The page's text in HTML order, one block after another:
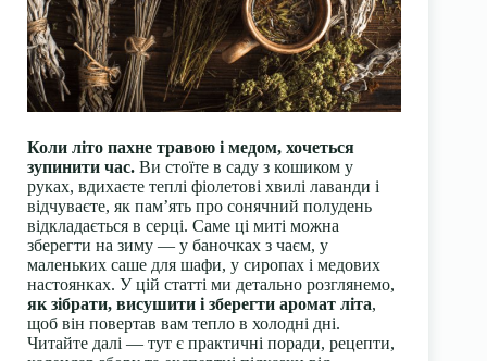
Коли літо пахне травою і медом, хочеться
зупинити час. Ви стоїте в саду з кошиком у
руках, вдихаєте теплі фіолетові хвилі лаванди і
відчуваєте, як пам’ять про сонячний полудень
відкладaється в серці. Саме ці миті можна
зберегти на зиму — у баночках з чаєм, у
маленьких саше для шафи, у сиропах і медових
настоянках. У цій статті ми детально розглянемо,
як зібрати, висушити і зберегти аромат літа,
щоб він повертав вам тепло в холодні дні.
Читайте далі — тут є практичні поради, рецепти,